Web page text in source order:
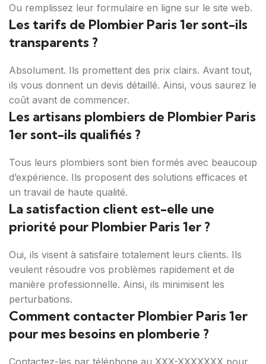
Ou remplissez leur formulaire en ligne sur le site web.
Les tarifs de Plombier Paris 1er sont-ils
transparents ?
Absolument. Ils promettent des prix clairs. Avant tout,
ils vous donnent un devis détaillé. Ainsi, vous saurez le
coût avant de commencer.
Les artisans plombiers de Plombier Paris
1er sont-ils qualifiés ?
Tous leurs plombiers sont bien formés avec beaucoup
d’expérience. Ils proposent des solutions efficaces et
un travail de haute qualité.
La satisfaction client est-elle une
priorité pour Plombier Paris 1er ?
Oui, ils visent à satisfaire totalement leurs clients. Ils
veulent résoudre vos problèmes rapidement et de
manière professionnelle. Ainsi, ils minimisent les
perturbations.
Comment contacter Plombier Paris 1er
pour mes besoins en plomberie ?